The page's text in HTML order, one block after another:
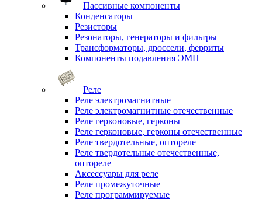
Пассивные компоненты
Конденсаторы
Резисторы
Резонаторы, генераторы и фильтры
Трансформаторы, дроссели, ферриты
Компоненты подавления ЭМП
Реле
Реле электромагнитные
Реле электромагнитные отечественные
Реле герконовые, герконы
Реле герконовые, герконы отечественные
Реле твердотельные, оптореле
Реле твердотельные отечественные,
оптореле
Аксессуары для реле
Реле промежуточные
Реле программируемые